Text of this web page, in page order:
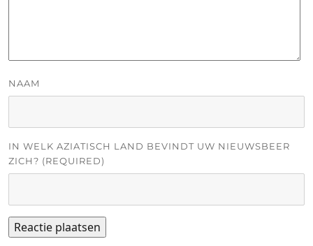
NAAM
IN WELK AZIATISCH LAND BEVINDT UW NIEUWSBEER
ZICH? (REQUIRED)